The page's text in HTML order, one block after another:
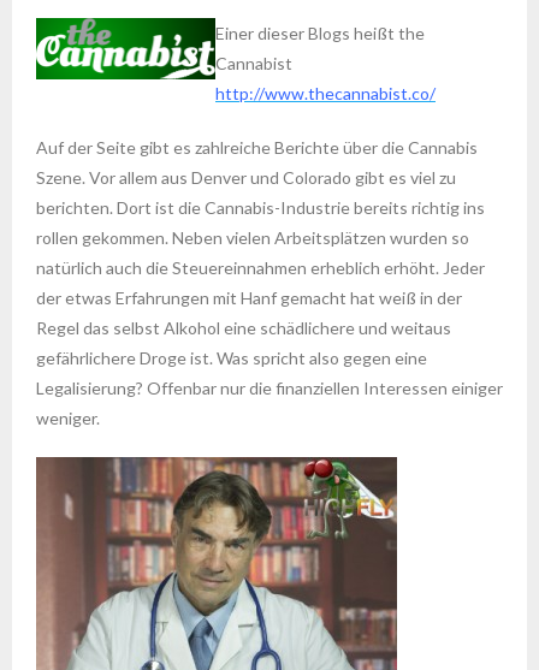
Einer dieser Blogs heißt the
Cannabist
http://www.thecannabist.co/
Auf der Seite gibt es zahlreiche Berichte über die Cannabis
Szene. Vor allem aus Denver und Colorado gibt es viel zu
berichten. Dort ist die Cannabis-Industrie bereits richtig ins
rollen gekommen. Neben vielen Arbeitsplätzen wurden so
natürlich auch die Steuereinnahmen erheblich erhöht. Jeder
der etwas Erfahrungen mit Hanf gemacht hat weiß in der
Regel das selbst Alkohol eine schädlichere und weitaus
gefährlichere Droge ist. Was spricht also gegen eine
Legalisierung? Offenbar nur die finanziellen Interessen einiger
weniger.